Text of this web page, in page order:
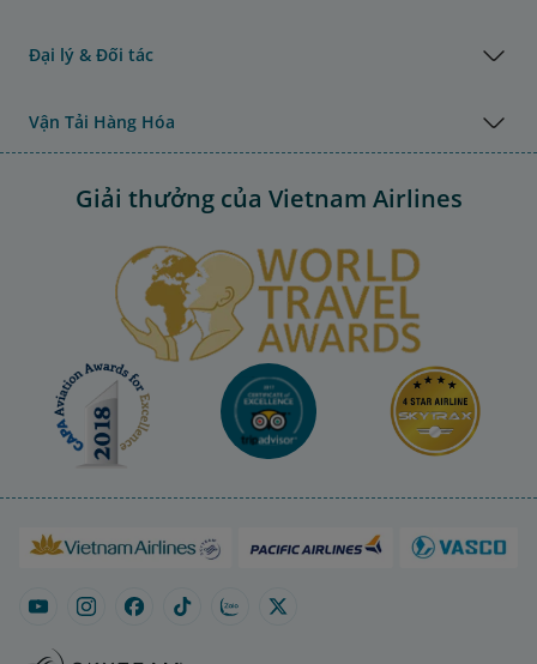
Đại lý & Đối tác
Vận Tải Hàng Hóa
Giải thưởng của Vietnam Airlines